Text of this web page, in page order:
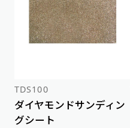
TDS100
ダイヤモンドサンディン
グシート